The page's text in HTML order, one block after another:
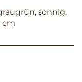
sonnig,
cm